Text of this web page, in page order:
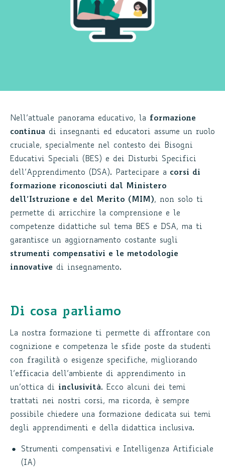
Nell’attuale panorama educativo, la formazione
continua di insegnanti ed educatori assume un ruolo
cruciale, specialmente nel contesto dei Bisogni
Educativi Speciali (BES) e dei Disturbi Specifici
dell’Apprendimento (DSA). Partecipare a corsi di
formazione riconosciuti dal Ministero
dell’Istruzione e del Merito (MIM), non solo ti
permette di arricchire la comprensione e le
competenze didattiche sul tema BES e DSA, ma ti
garantisce un aggiornamento costante sugli
strumenti compensativi e le metodologie
innovative di insegnamento.
Di cosa parliamo
La nostra formazione ti permette di affrontare con
cognizione e competenza le sfide poste da studenti
con fragilità o esigenze specifiche, migliorando
l’efficacia dell’ambiente di apprendimento in
un’ottica di inclusività. Ecco alcuni dei temi
trattati nei nostri corsi, ma ricorda, è sempre
possibile chiedere una formazione dedicata sui temi
degli apprendimenti e della didattica inclusiva.
Strumenti compensativi e Intelligenza Artificiale
(IA)